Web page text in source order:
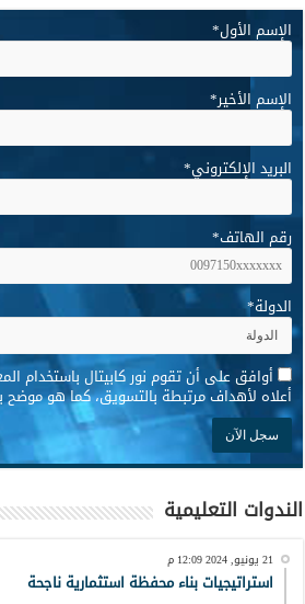
الإسم الأول*
الإسم الأخير*
البريد الإلكتروني*
رقم الهاتف*
الدولة*
* أوافق على أن تقوم نور كابيتال باستخدام
أعلاه لأهداف مرتبطة بالتسويق، كما هو
الندوات التعليمية
21 يونيو, 2024 12:09 م
استراتيجيات بناء محفظة استثمارية ناجحة